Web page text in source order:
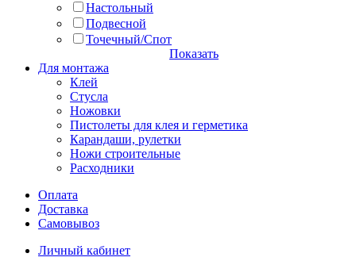
Настольный
Подвесной
Точечный/Спот
Показать
Для монтажа
Клей
Стусла
Ножовки
Пистолеты для клея и герметика
Карандаши, рулетки
Ножи строительные
Расходники
Оплата
Доставка
Самовывоз
Личный кабинет